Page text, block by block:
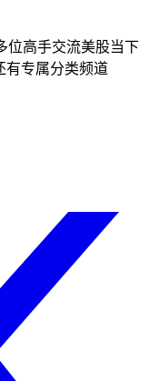
位高手交流美股当下
有专属分类频道